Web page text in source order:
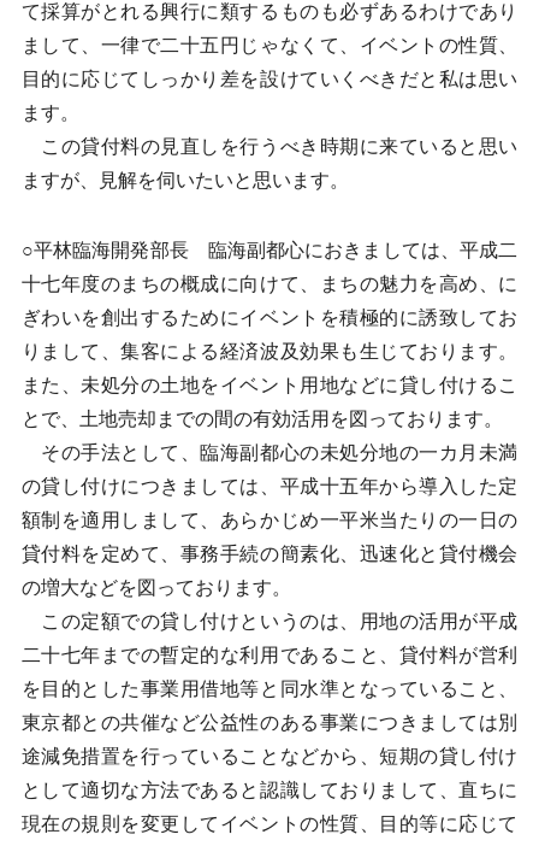
て採算がとれる興行に類するものも必ずあるわけであり
まして、一律で二十五円じゃなくて、イベントの性質、
目的に応じてしっかり差を設けていくべきだと私は思い
ます。
この貸付料の見直しを行うべき時期に来ていると思い
ますが、見解を伺いたいと思います。
○平林臨海開発部長 臨海副都心におきましては、平成二
十七年度のまちの概成に向けて、まちの魅力を高め、に
ぎわいを創出するためにイベントを積極的に誘致してお
りまして、集客による経済波及効果も生じております。
また、未処分の土地をイベント用地などに貸し付けるこ
とで、土地売却までの間の有効活用を図っております。
その手法として、臨海副都心の未処分地の一カ月未満
の貸し付けにつきましては、平成十五年から導入した定
額制を適用しまして、あらかじめ一平米当たりの一日の
貸付料を定めて、事務手続の簡素化、迅速化と貸付機会
の増大などを図っております。
この定額での貸し付けというのは、用地の活用が平成
二十七年までの暫定的な利用であること、貸付料が営利
を目的とした事業用借地等と同水準となっていること、
東京都との共催など公益性のある事業につきましては別
途減免措置を行っていることなどから、短期の貸し付け
として適切な方法であると認識しておりまして、直ちに
現在の規則を変更してイベントの性質、目的等に応じて